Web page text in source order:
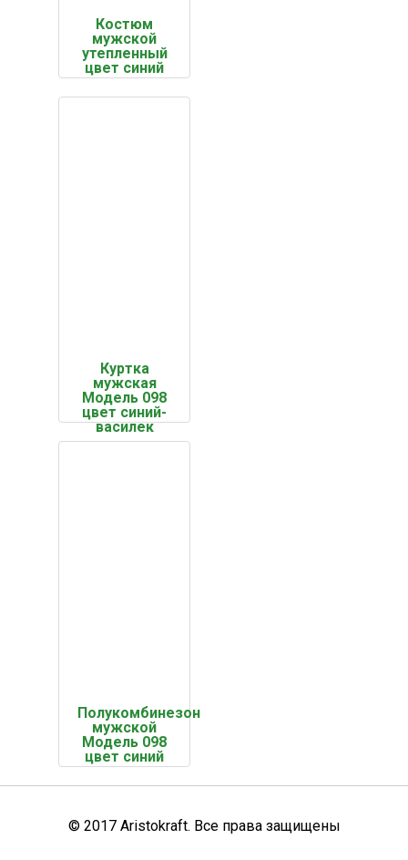
Костюм
мужской
утепленный
цвет синий
Куртка
мужская
Модель 098
цвет синий-
василек
Полукомбинезон
мужской
Модель 098
цвет синий
© 2017 Aristokraft. Все права защищены